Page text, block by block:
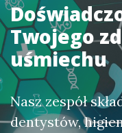
Twojego
uśmiechu
Nasz zespół
dentystów,